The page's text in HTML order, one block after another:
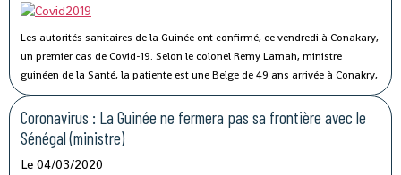
Les autorités sanitaires de la Guinée ont confirmé, ce vendredi à Conakary,
un premier cas de Covid-19. Selon le colonel Remy Lamah, ministre
guinéen de la Santé, la patiente est une Belge de 49 ans arrivée à Conakry,
il y a une semaine. « Elle a été conduite et isolée au Centre de traitement de
Nongo », a-t-il indiqué.
Coronavirus : La Guinée ne fermera pas sa frontière avec le
Sénégal (ministre)
Le 04/03/2020